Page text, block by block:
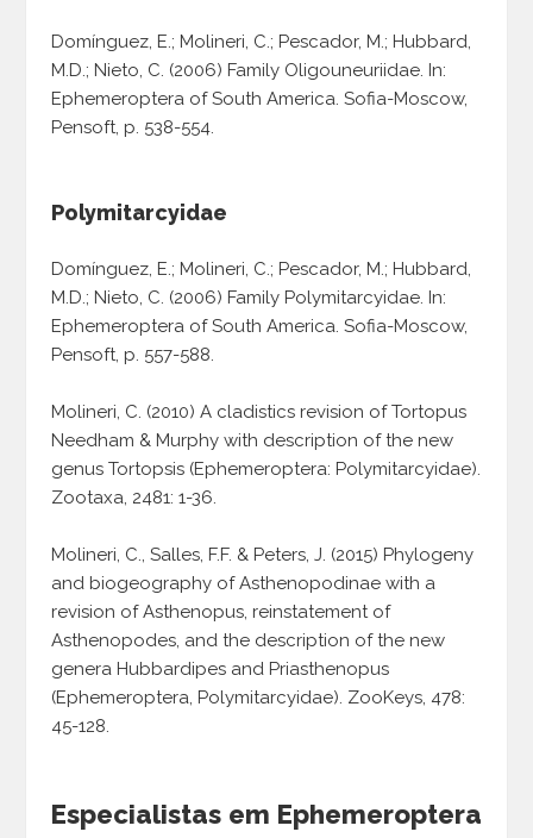
Domínguez, E.; Molineri, C.; Pescador, M.; Hubbard,
M.D.; Nieto, C. (2006) Family Oligouneuriidae. In:
Ephemeroptera of South America. Sofia-Moscow,
Pensoft, p. 538-554.
Polymitarcyidae
Domínguez, E.; Molineri, C.; Pescador, M.; Hubbard,
M.D.; Nieto, C. (2006) Family Polymitarcyidae. In:
Ephemeroptera of South America. Sofia-Moscow,
Pensoft, p. 557-588.
Molineri, C. (2010) A cladistics revision of Tortopus
Needham & Murphy with description of the new
genus Tortopsis (Ephemeroptera: Polymitarcyidae).
Zootaxa, 2481: 1-36.
Molineri, C., Salles, F.F. & Peters, J. (2015) Phylogeny
and biogeography of Asthenopodinae with a
revision of Asthenopus, reinstatement of
Asthenopodes, and the description of the new
genera Hubbardipes and Priasthenopus
(Ephemeroptera, Polymitarcyidae). ZooKeys, 478:
45-128.
Especialistas em Ephemeroptera